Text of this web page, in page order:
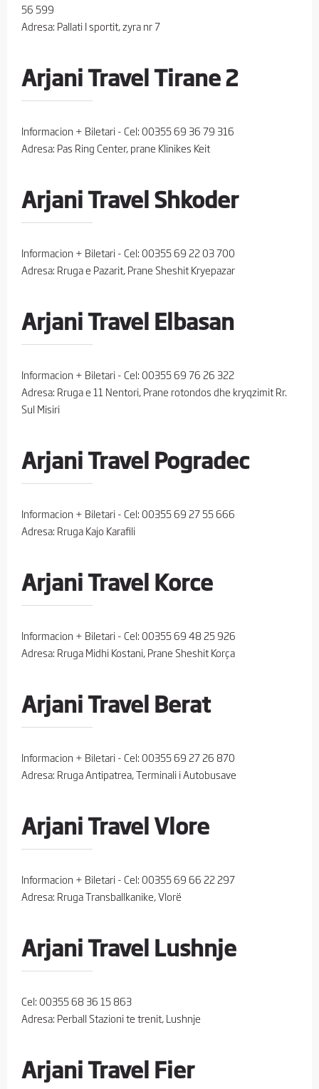
56 599
Adresa: Pallati I sportit, zyra nr 7
Arjani Travel Tirane 2
Informacion + Biletari - Cel: 00355 69 36 79 316
Adresa: Pas Ring Center, prane Klinikes Keit
Arjani Travel Shkoder
Informacion + Biletari - Cel: 00355 69 22 03 700
Adresa: Rruga e Pazarit, Prane Sheshit Kryepazar
Arjani Travel Elbasan
Informacion + Biletari - Cel: 00355 69 76 26 322
Adresa: Rruga e 11 Nentori, Prane rotondos dhe kryqzimit Rr.
Sul Misiri
Arjani Travel Pogradec
Informacion + Biletari - Cel: 00355 69 27 55 666
Adresa: Rruga Kajo Karafili
Arjani Travel Korce
Informacion + Biletari - Cel: 00355 69 48 25 926
Adresa: Rruga Midhi Kostani, Prane Sheshit Korça
Arjani Travel Berat
Informacion + Biletari - Cel: 00355 69 27 26 870
Adresa: Rruga Antipatrea, Terminali i Autobusave
Arjani Travel Vlore
Informacion + Biletari - Cel: 00355 69 66 22 297
Adresa: Rruga Transballkanike, Vlorë
Arjani Travel Lushnje
Cel: 00355 68 36 15 863
Adresa: Perball Stazioni te trenit, Lushnje
Arjani Travel Fier